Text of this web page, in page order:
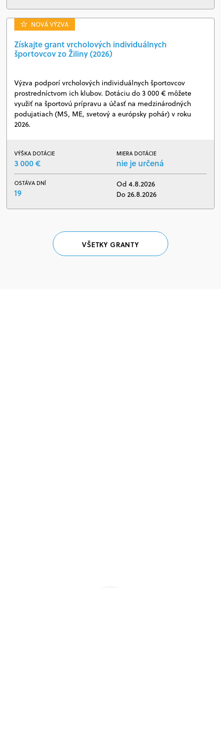
NOVÁ VÝZVA
Získajte grant vrcholových individuálnych
športovcov zo Žiliny (2026)
Výzva podporí vrcholových individuálnych športovcov
prostredníctvom ich klubov. Dotáciu do 3 000 € môžete
využiť na športovú prípravu a účasť na medzinárodných
podujatiach (MS, ME, svetový a európsky pohár) v roku
2026.
VÝŠKA DOTÁCIE
3 000 €
MIERA DOTÁCIE
nie je určená
OSTÁVA DNÍ
19
Od 4.8.2026
Do 26.8.2026
VŠETKY GRANTY